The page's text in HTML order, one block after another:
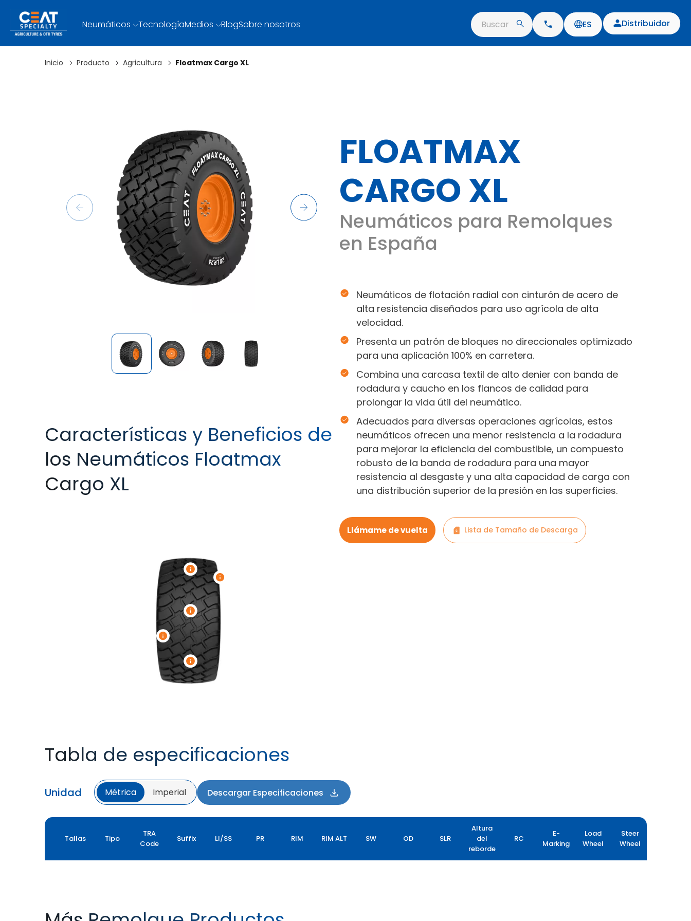
Neumáticos TecnologíaMedios BlogSobre nosotros Buscar ES Distribuidor
Inicio Producto Agricultura Floatmax Cargo XL
Características y Beneficios de
los Neumáticos Floatmax
Cargo XL
FLOATMAX
CARGO XL
Neumáticos para Remolques
en España
Neumáticos de flotación radial con cinturón de acero de
alta resistencia diseñados para uso agrícola de alta
velocidad.
Presenta un patrón de bloques no direccionales optimizado
para una aplicación 100% en carretera.
Combina una carcasa textil de alto denier con banda de
rodadura y caucho en los flancos de calidad para
prolongar la vida útil del neumático.
Adecuados para diversas operaciones agrícolas, estos
neumáticos ofrecen una menor resistencia a la rodadura
para mejorar la eficiencia del combustible, un compuesto
robusto de la banda de rodadura para una mayor
resistencia al desgaste y una alta capacidad de carga con
una distribución superior de la presión en las superficies.
Llámame de vuelta Lista de Tamaño de Descarga
Tabla de especificaciones
Unidad Métrica Imperial Descargar Especificaciones
Tallas Tipo
TRA
Code
Suffix LI/SS PR RIM RIM ALT SW OD SLR
Altura
del
reborde
RC
E-
Marking
Load
Wheel
Steer
Wheel